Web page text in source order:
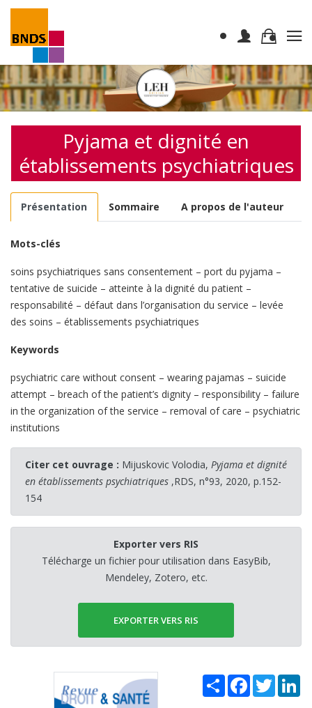
Pyjama et dignité en
établissements psychiatriques
Présentation Sommaire A propos de l'auteur
Mots-clés
soins psychiatriques sans consentement – port du pyjama –
tentative de suicide – atteinte à la dignité du patient –
responsabilité – défaut dans l’organisation du service – levée
des soins – établissements psychiatriques
Keywords
psychiatric care without consent – wearing pajamas – suicide
attempt – breach of the patient’s dignity – responsibility – failure
in the organization of the service – removal of care – psychiatric
institutions
Citer cet ouvrage : Mijuskovic Volodia, Pyjama et dignité
en établissements psychiatriques ,RDS, n°93, 2020, p.152-
154
Exporter vers RIS
Télécharge un fichier pour utilisation dans EasyBib,
Mendeley, Zotero, etc.
EXPORTER VERS RIS
Share Facebook
Twitter